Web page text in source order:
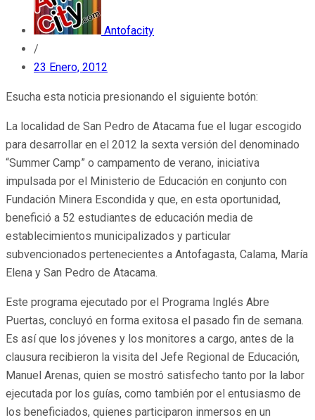
Antofacity
/
23 Enero, 2012
Esucha esta noticia presionando el siguiente botón:
La localidad de San Pedro de Atacama fue el lugar escogido
para desarrollar en el 2012 la sexta versión del denominado
“Summer Camp” o campamento de verano, iniciativa
impulsada por el Ministerio de Educación en conjunto con
Fundación Minera Escondida y que, en esta oportunidad,
benefició a 52 estudiantes de educación media de
establecimientos municipalizados y particular
subvencionados pertenecientes a Antofagasta, Calama, María
Elena y San Pedro de Atacama.
Este programa ejecutado por el Programa Inglés Abre
Puertas, concluyó en forma exitosa el pasado fin de semana.
Es así que los jóvenes y los monitores a cargo, antes de la
clausura recibieron la visita del Jefe Regional de Educación,
Manuel Arenas, quien se mostró satisfecho tanto por la labor
ejecutada por los guías, como también por el entusiasmo de
los beneficiados, quienes participaron inmersos en un